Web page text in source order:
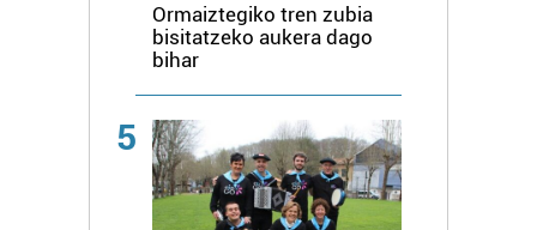
Ormaiztegiko tren zubia
bisitatzeko aukera dago
bihar
5